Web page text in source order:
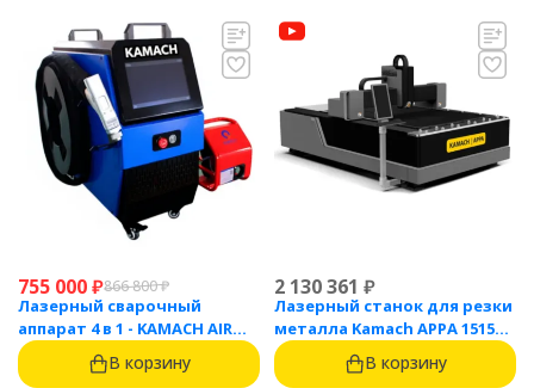
755 000₽866 800₽
Лазерный сварочный
аппарат 4 в 1 - KAMACH AIR
1500
В корзину
2 130 361 ₽
Лазерный станок для резки
металла Kamach APPA 1515
(1500 Вт)
В корзину